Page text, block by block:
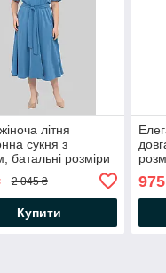
літня
сукня з
батальні розміри
2 045 ₴
Купити
975